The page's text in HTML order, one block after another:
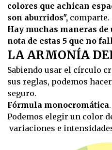
colores que achican
son aburridos", comparte.
Hay muchas maneras
nota de estas 5 que no
LA ARMONÍA
Sabiendo usar el círculo
sus reglas, podemos
seguro.
Fórmula monocromática
Podemos elegir un color
variaciones e